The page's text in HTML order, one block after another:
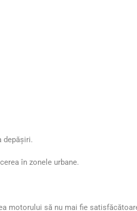
depășiri.
în zonele urbane.
motorului să nu mai fie